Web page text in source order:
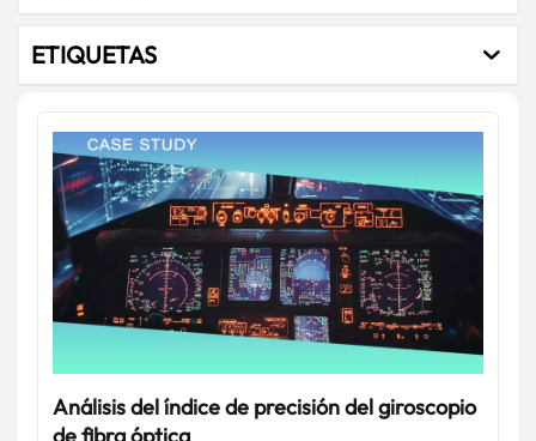
ETIQUETAS
Análisis del índice de precisión del giroscopio